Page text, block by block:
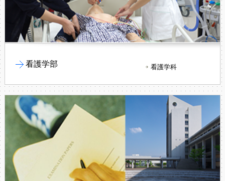
看護学部 看護学科